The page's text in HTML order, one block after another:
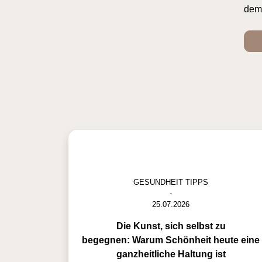
GESUNDHEIT TIPPS
-
25.07.2026
Die Kunst, sich selbst zu
begegnen: Warum Schönheit heute eine
ganzheitliche Haltung ist